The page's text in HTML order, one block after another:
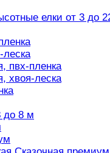
елки от 3 до
леска
пвх-пленка
хвоя-леска
до 8 м